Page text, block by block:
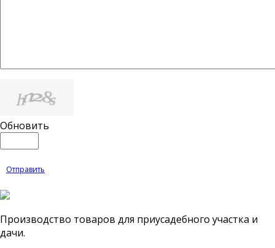
Обновить
Отправить
Производство товаров для приусадебного участка и
дачи.